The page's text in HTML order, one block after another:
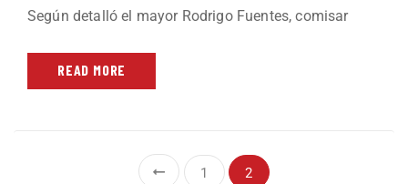
Según detalló el mayor Rodrigo Fuentes, comisar
READ MORE
1 2